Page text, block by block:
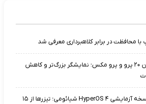
افشای رندرهای آیفون ۲۰ پرو و پرو مکس؛ نمایشگر بزرگ‌تر و کاهش
زمان احتمالی ورود نسخه آزمایشی HyperOS ۴ شیائومی؛ تیزرها از ۱۵